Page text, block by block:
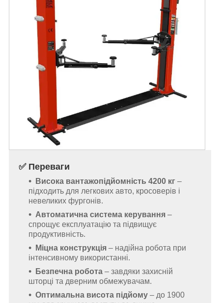
✅ Переваги
Висока вантажопідйомність 4200 кг –
підходить для легкових авто, кросоверів і
невеликих фургонів.
Автоматична система керування –
спрощує експлуатацію та підвищує
продуктивність.
Міцна конструкція – надійна робота при
інтенсивному використанні.
Безпечна робота – завдяки захисній
шторці та дверним обмежувачам.
Оптимальна висота підйому – до 1900